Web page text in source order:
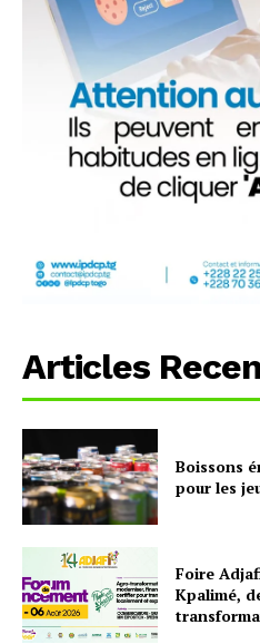
Articles
Boissons
pour les
Foire
Kpalimé,